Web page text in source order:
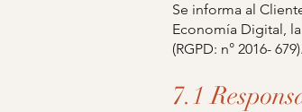
Se informa al
Economía Digital,
(RGPD: n° 2016- 679).
7.1